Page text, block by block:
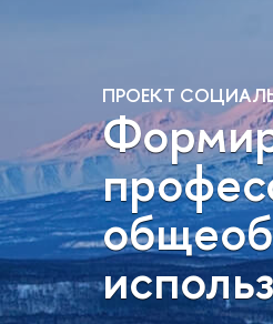
ПРОЕКТ